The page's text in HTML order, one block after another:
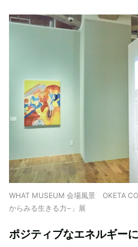
WHAT MUSEUM 会場風景 OKETA
からみる生きる力−」展
ポジティブなエネルギー